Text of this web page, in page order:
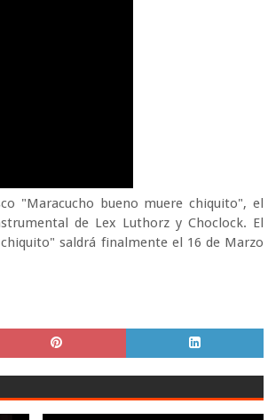
"Maracucho bueno muere chiquito", el
de Lex Luthorz y Choclock. El
saldrá finalmente el 16 de Marzo